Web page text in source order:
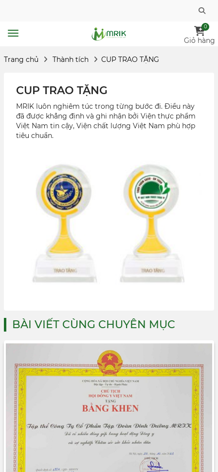
Giỏ hàng
0
Trang chủ Thành tích CUP TRAO TẶNG
CUP TRAO TẶNG
MRIK luôn nghiêm túc trong từng bước đi. Điều này
đã được khẳng định và ghi nhận bởi Viện thực phẩm
Việt Nam tin cậy, Viện chất lượng Việt Nam phù hợp
tiêu chuẩn.
BÀI VIẾT CÙNG CHUYÊN MỤC